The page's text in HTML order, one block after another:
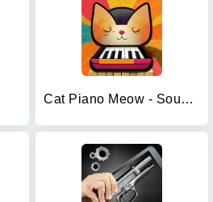
Cat Piano Meow - Sounds & Game